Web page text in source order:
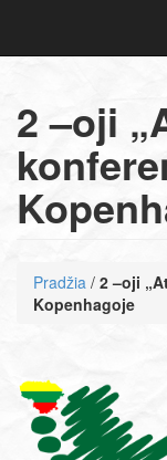
2 –oji
Pradžia / 2 –oji
Kopenhagoje